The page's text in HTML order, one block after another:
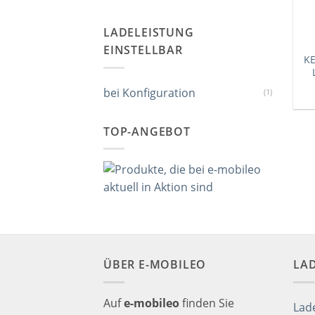
LADELEISTUNG
EINSTELLBAR
bei Konfiguration (1)
TOP-ANGEBOT
ÜBER E-MOBILEO
Aufe-mobileofinden Sie